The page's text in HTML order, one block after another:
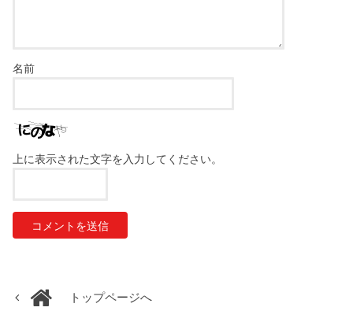
名前
上に表示された文字を入力してください。
トップページへ